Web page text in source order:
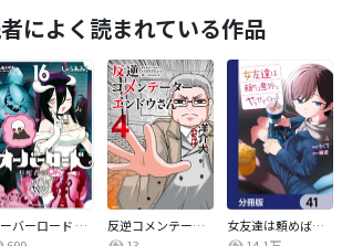
によく読まれている作品
オーバーロード 不死者のOh!
反逆コメンテーターエンドウさん
女友達は頼めば意外とヤらせてくれる【分冊版】